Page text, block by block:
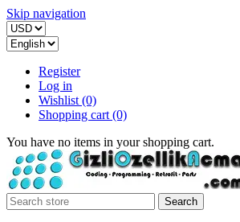
Skip navigation
Register
Log in
Wishlist (0)
Shopping cart (0)
You have no items in your shopping cart.
Search